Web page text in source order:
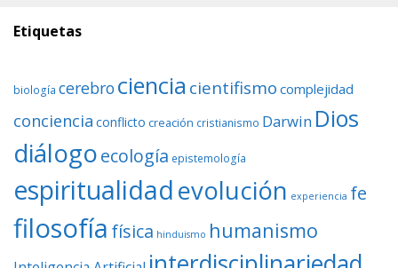
Etiquetas
biología cerebro ciencia cientifismo complejidad
conciencia conflicto creación cristianismo Darwin Dios
diálogoecología epistemología
espiritualidadevolución experiencia fe
filosofía física hinduismo humanismo